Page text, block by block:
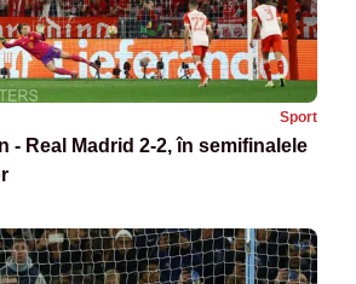
Sport
- Real Madrid 2-2, în semifinalele